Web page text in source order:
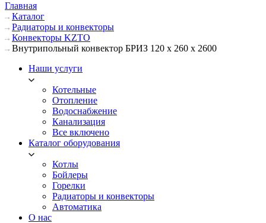
Главная
Каталог
Радиаторы и конвекторы
Конвекторы KZTO
Внутрипольный конвектор БРИЗ 120 х 260 х 2600
Наши услуги
Котельные
Отопление
Водоснабжение
Канализация
Все включено
Каталог оборудования
Котлы
Бойлеры
Горелки
Радиаторы и конвекторы
Автоматика
О нас